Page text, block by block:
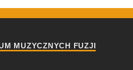
MUZYCZNYCH FUZJI